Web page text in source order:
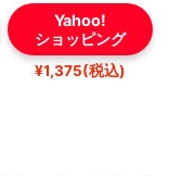
Yahoo!
ショッピング
¥1,375(税込)